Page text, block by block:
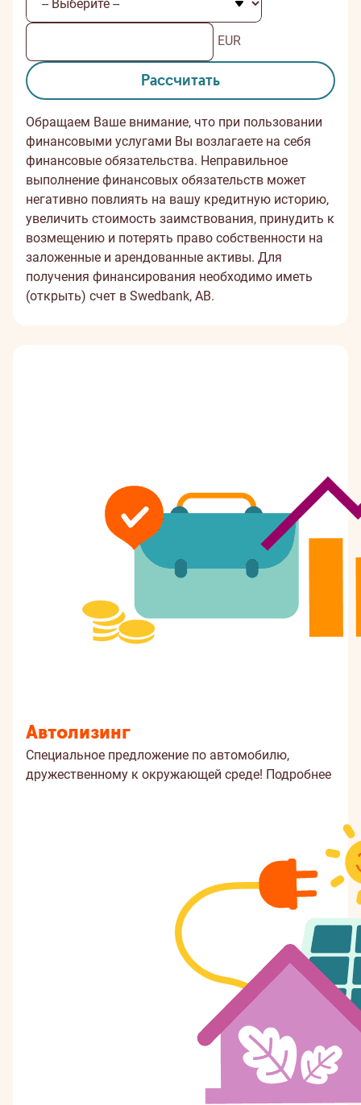
EUR
Рассчитать
Обращаем Ваше внимание, что при пользовании
финансовыми услугами Вы возлагаете на себя
финансовые обязательства. Неправильное
выполнение финансовых обязательств может
негативно повлиять на вашу кредитную историю,
увеличить стоимость заимствования, принудить к
возмещению и потерять право собственности на
заложенные и арендованные активы. Для
получения финансирования необходимо иметь
(открыть) счет в Swedbank, AB.
Автолизинг
Специальное предложение по автомобилю,
дружественному к окружающей среде! Подробнее